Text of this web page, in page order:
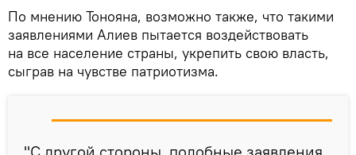
По мнению Тонояна, возможно также, что такими
заявлениями Алиев пытается воздействовать
на все население страны, укрепить свою власть,
сыграв на чувстве патриотизма.